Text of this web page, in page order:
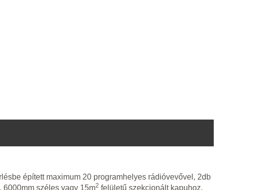
épített maximum 20 programhelyes rádióvevővel, 2db
6000mm széles vagy 15m2 felületű szekcionált kapuhoz.